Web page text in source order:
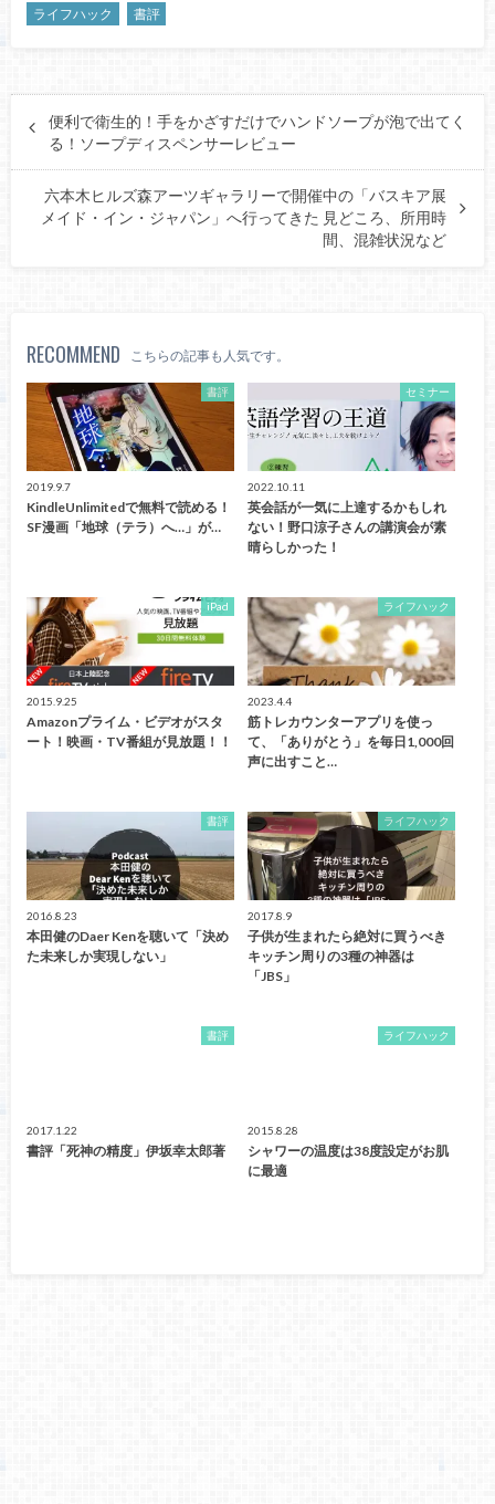
ライフハック 書評
便利で衛生的！手をかざすだけでハンドソープが泡で出てく
る！ソープディスペンサーレビュー
六本木ヒルズ森アーツギャラリーで開催中の「バスキア展
メイド・イン・ジャパン」へ行ってきた 見どころ、所用時
間、混雑状況など
RECOMMEND こちらの記事も人気です。
書評
2019.9.7
KindleUnlimitedで無料で読める！
SF漫画「地球（テラ）へ…」が…
セミナー
2022.10.11
英会話が一気に上達するかもしれ
ない！野口涼子さんの講演会が素
晴らしかった！
iPad
2015.9.25
Amazonプライム・ビデオがスタ
ート！映画・TV番組が見放題！！
ライフハック
2023.4.4
筋トレカウンターアプリを使っ
て、「ありがとう」を毎日1,000回
声に出すこと…
書評
2016.8.23
本田健のDaer Kenを聴いて「決め
た未来しか実現しない」
ライフハック
2017.8.9
子供が生まれたら絶対に買うべき
キッチン周りの3種の神器は
「JBS」
書評
2017.1.22
書評「死神の精度」伊坂幸太郎著
ライフハック
2015.8.28
シャワーの温度は38度設定がお肌
に最適